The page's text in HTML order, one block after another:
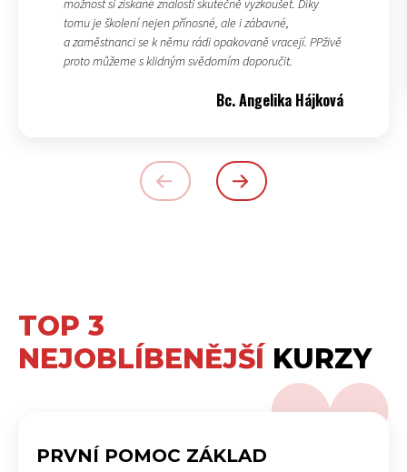
možnost si získané znalosti skutečně vyzkoušet. Díky
tomu je školení nejen přínosné, ale i zábavné,
a zaměstnanci se k němu rádi opakovaně vracejí. PPživě
proto můžeme s klidným svědomím doporučit.
Bc. Angelika Hájková
TOP 3
NEJOBLÍBENĚJŠÍ KURZY
PRVNÍ POMOC ZÁKLAD